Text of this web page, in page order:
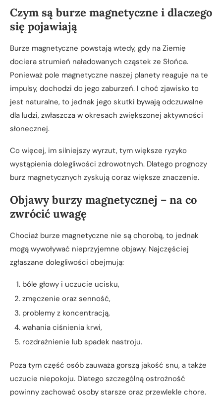
Czym są burze magnetyczne i dlaczego
się pojawiają
Burze magnetyczne powstają wtedy, gdy na Ziemię
dociera strumień naładowanych cząstek ze Słońca.
Ponieważ pole magnetyczne naszej planety reaguje na te
impulsy, dochodzi do jego zaburzeń. I choć zjawisko to
jest naturalne, to jednak jego skutki bywają odczuwalne
dla ludzi, zwłaszcza w okresach zwiększonej aktywności
słonecznej.
Co więcej, im silniejszy wyrzut, tym większe ryzyko
wystąpienia dolegliwości zdrowotnych. Dlatego prognozy
burz magnetycznych zyskują coraz większe znaczenie.
Objawy burzy magnetycznej – na co
zwrócić uwagę
Chociaż burze magnetyczne nie są chorobą, to jednak
mogą wywoływać nieprzyjemne objawy. Najczęściej
zgłaszane dolegliwości obejmują:
bóle głowy i uczucie ucisku,
zmęczenie oraz senność,
problemy z koncentracją,
wahania ciśnienia krwi,
rozdrażnienie lub spadek nastroju.
Poza tym część osób zauważa gorszą jakość snu, a także
uczucie niepokoju. Dlatego szczególną ostrożność
powinny zachować osoby starsze oraz przewlekle chore.